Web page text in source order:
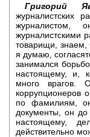
Григорий
журналистских
журналистом,
журналистскими
товарищи, знаем,
я думаю,
занимался
настоящему, и,
много врагов.
коррупционеров
по фамилиям, он
документы, он
настоящему,
действительно